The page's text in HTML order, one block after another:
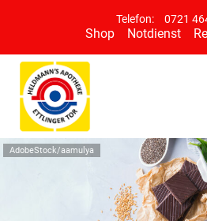
Telefon: 0721
Shop Notdienst
AdobeStock/aamulya